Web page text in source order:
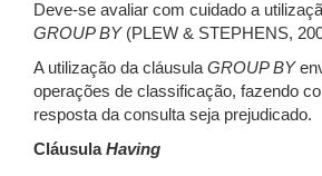
Deve-se avaliar com cuidado a
GROUP BY (PLEW & STEPHENS,
A utilização da cláusula GROUP BY
operações de classificação, fazendo
resposta da consulta seja prejudicado.
CláusulaHaving